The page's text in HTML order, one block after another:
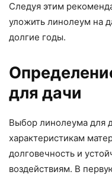
Следуя этим
уложить линолеум на
долгие годы.
для дачи
Выбор линолеума для
характеристикам
долговечность и
воздействиям. В